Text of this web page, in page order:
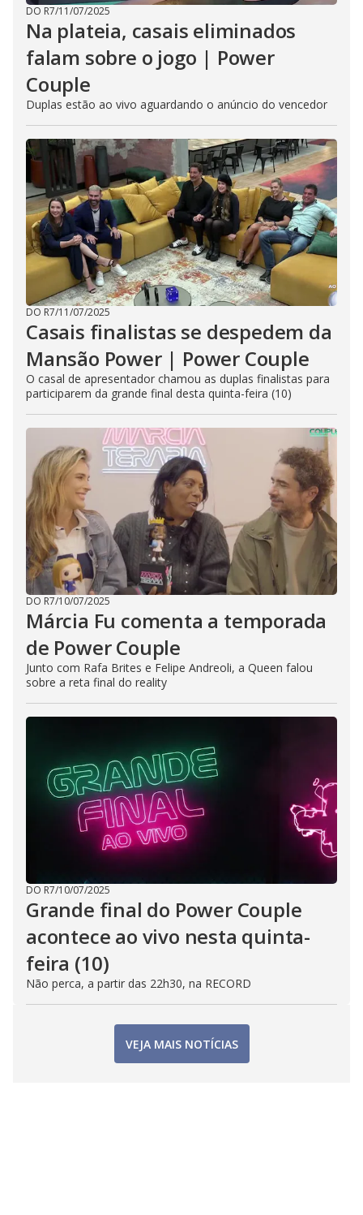
DO R7/11/07/2025
Na plateia, casais eliminados
falam sobre o jogo | Power
Couple
Duplas estão ao vivo aguardando o anúncio do vencedor
DO R7/11/07/2025
Casais finalistas se despedem da
Mansão Power | Power Couple
O casal de apresentador chamou as duplas finalistas para
participarem da grande final desta quinta-feira (10)
DO R7/10/07/2025
Márcia Fu comenta a temporada
de Power Couple
Junto com Rafa Brites e Felipe Andreoli, a Queen falou
sobre a reta final do reality
DO R7/10/07/2025
Grande final do Power Couple
acontece ao vivo nesta quinta-
feira (10)
Não perca, a partir das 22h30, na RECORD
VEJA MAIS NOTÍCIAS